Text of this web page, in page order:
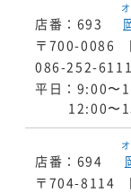
店番：693
〒700-0086
086-252-6111
平日：9:00〜
12:00〜
店番：694
〒704-8114